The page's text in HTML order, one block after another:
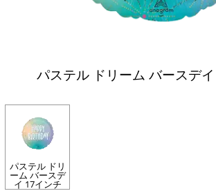
パステル ドリーム バースデ
パステル ドリ
ーム バースデ
イ 17インチ